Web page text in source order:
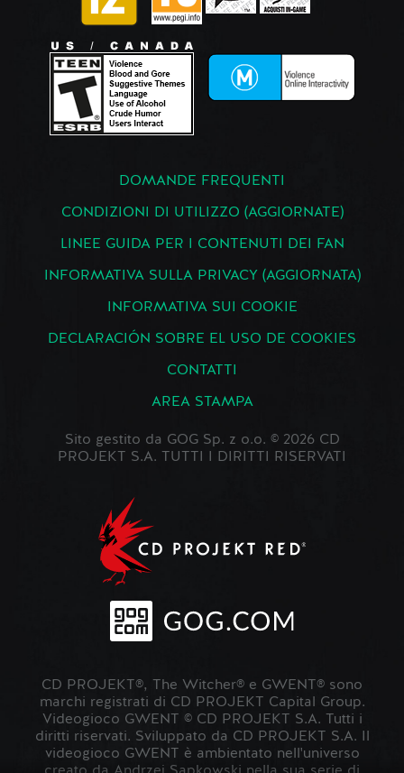
DOMANDE FREQUENTI
CONDIZIONI DI UTILIZZO (AGGIORNATE)
LINEE GUIDA PER I CONTENUTI DEI FAN
INFORMATIVA SULLA PRIVACY (AGGIORNATA)
INFORMATIVA SUI COOKIE
DECLARACIÓN SOBRE EL USO DE COOKIES
CONTATTI
AREA STAMPA
Sito gestito da GOG Sp. z o.o. © 2026 CD
PROJEKT S.A. TUTTI I DIRITTI RISERVATI
CD PROJEKT®, The Witcher® e GWENT® sono
marchi registrati di CD PROJEKT Capital Group.
Videogioco GWENT © CD PROJEKT S.A. Tutti i
diritti riservati. Sviluppato da CD PROJEKT S.A. Il
videogioco GWENT è ambientato nell'universo